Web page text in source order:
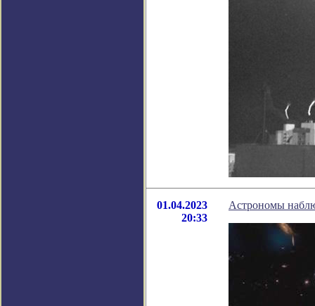
01.04.2023
20:33
Астрономы